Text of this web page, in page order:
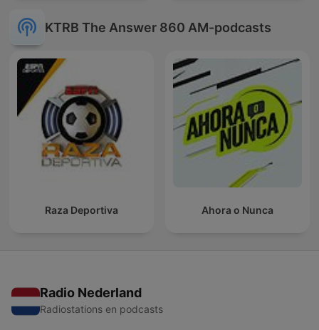
KTRB The Answer 860 AM-podcasts
Raza Deportiva Ahora o Nunca
Radio Nederland
Radiostations en podcasts